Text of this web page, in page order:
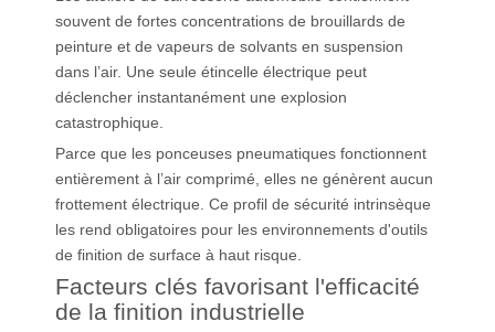
souvent de fortes concentrations de brouillards de
peinture et de vapeurs de solvants en suspension
dans l’air. Une seule étincelle électrique peut
déclencher instantanément une explosion
catastrophique.
Parce que les ponceuses pneumatiques fonctionnent
entièrement à l’air comprimé, elles ne génèrent aucun
frottement électrique. Ce profil de sécurité intrinsèque
les rend obligatoires pour les environnements d'outils
de finition de surface à haut risque.
Facteurs clés favorisant l'efficacité
de la finition industrielle